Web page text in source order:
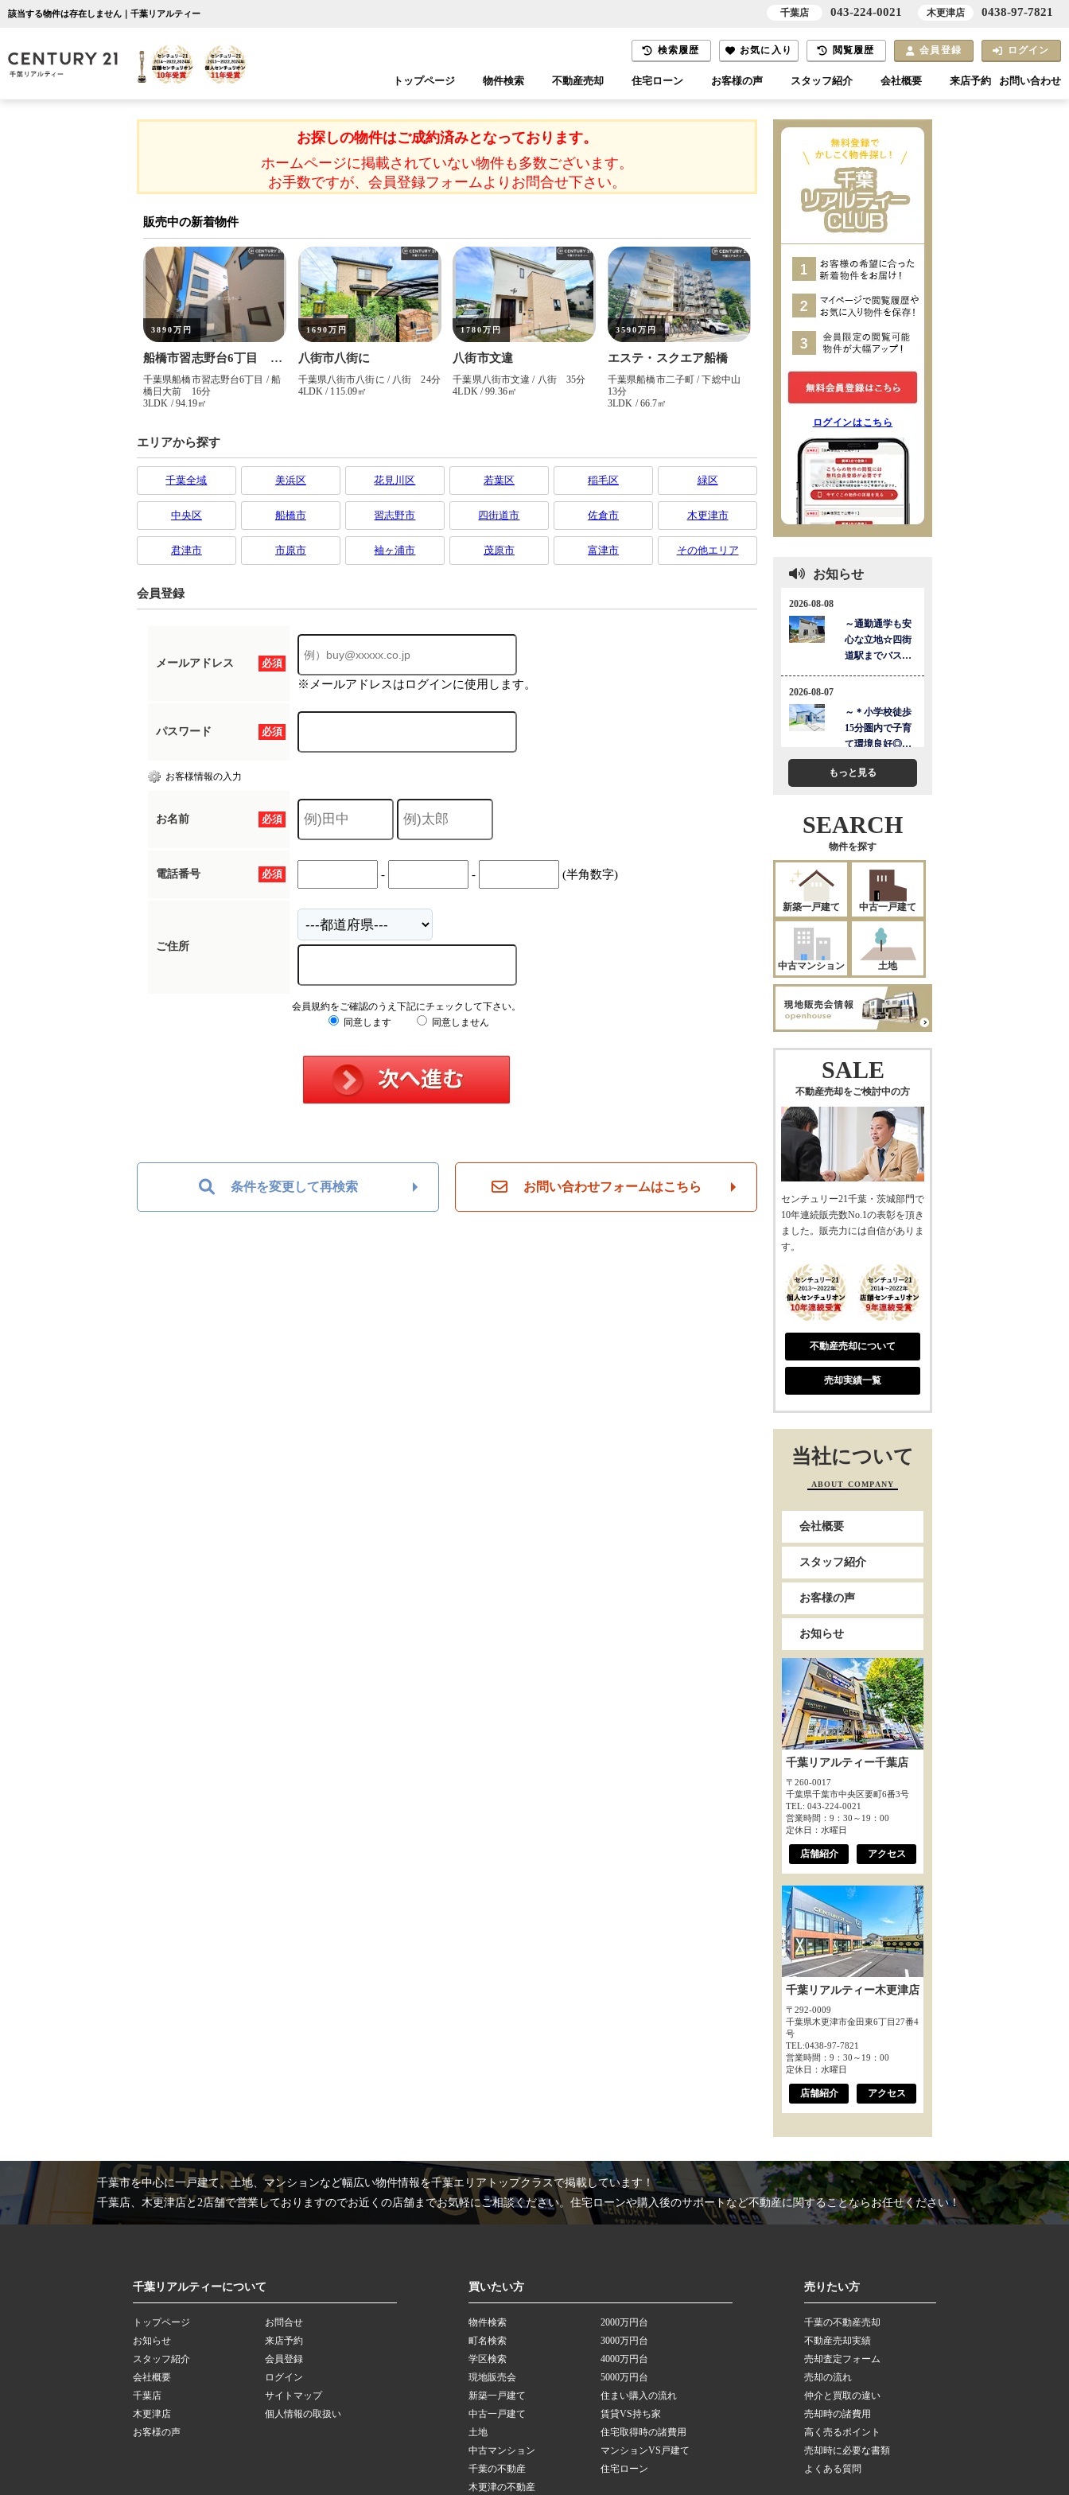
該当する物件は存在しません｜千葉リアルティー
検索履歴 お気に入り 閲覧履歴 会員登録 ログイン
トップページ 物件検索
千葉エリア 木更津エリア
不動産売却 住宅ローン お客様の声 スタッフ紹介 会社概要 来店予約 お問い合わせ
お探しの物件はご成約済みとなっております。
ホームページに掲載されていない物件も多数ございます。
お手数ですが、会員登録フォームよりお問合せ下さい。
エリアから探す
千葉全域 美浜区 花見川区 若葉区 稲毛区 緑区
中央区 船橋市 習志野市 四街道市 佐倉市 木更津市
君津市 市原市 袖ヶ浦市 茂原市 富津市 その他エリア
会員登録
必須
メールアドレス
※メールアドレスはログインに使用します。
必須
パスワード
お客様情報の入力
必須
お名前
必須
電話番号 - - (半角数字)
ご住所
会員規約をご確認のうえ下記にチェックして下さい。
同意します
同意しません
条件を変更して再検索 お問い合わせフォームはこちら
ログインはこちら
お知らせ
もっと見る
SEARCH
物件を探す
新築一戸建て 中古一戸建て
中古マンション 土地
SALE
不動産売却をご検討中の方
センチュリー21千葉・茨城部門で
10年連続販売数No.1の表彰を頂き
ました。販売力には自信がありま
す。
不動産売却について
売却実績一覧
当社について
ABOUT COMPANY
会社概要
スタッフ紹介
お客様の声
お知らせ
千葉リアルティー千葉店
〒260-0017
千葉県千葉市中央区要町6番3号
TEL: 043-224-0021
営業時間：9：30～19：00
定休日：水曜日
店舗紹介 アクセス
千葉リアルティー木更津店
〒292-0009
千葉県木更津市金田東6丁目27番4
号
TEL:0438-97-7821
営業時間：9：30～19：00
定休日：水曜日
店舗紹介 アクセス
千葉市を中心に一戸建て、土地、マンションなど幅広い物件情報を千葉エリアトップクラスで掲載しています！
千葉店、木更津店と2店舗で営業しておりますのでお近くの店舗までお気軽にご相談ください。住宅ローンや購入後のサポートなど不動産に関することならお任せください！
千葉リアルティーについて
トップページ
お知らせ
スタッフ紹介
会社概要
千葉店
木更津店
お客様の声
お問合せ
来店予約
会員登録
ログイン
サイトマップ
個人情報の取扱い
買いたい方
物件検索
町名検索
学区検索
現地販売会
新築一戸建て
中古一戸建て
土地
中古マンション
千葉の不動産
木更津の不動産
2000万円台
3000万円台
4000万円台
5000万円台
住まい購入の流れ
賃貸VS持ち家
住宅取得時の諸費用
マンションVS戸建て
住宅ローン
売りたい方
千葉の不動産売却
不動産売却実績
売却査定フォーム
売却の流れ
仲介と買取の違い
売却時の諸費用
高く売るポイント
売却時に必要な書類
よくある質問
千葉店 043-224-0021 木更津店 0438-97-7821